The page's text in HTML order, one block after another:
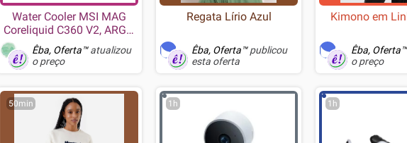
Water Cooler MSI MAG
Coreliquid C360 V2, ARGB,
360mm, Intel e AMD, Preto -
CLC360V2
Êba, Oferta™atualizou
o preço
Regata Lírio Azul
Êba, Oferta™publicou
esta oferta
Kimono em
Êba, Oferta™
o preço
50min 1h 1h